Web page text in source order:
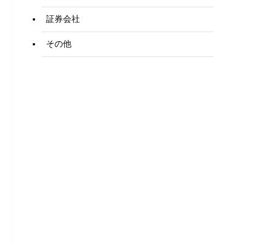
証券会社
その他